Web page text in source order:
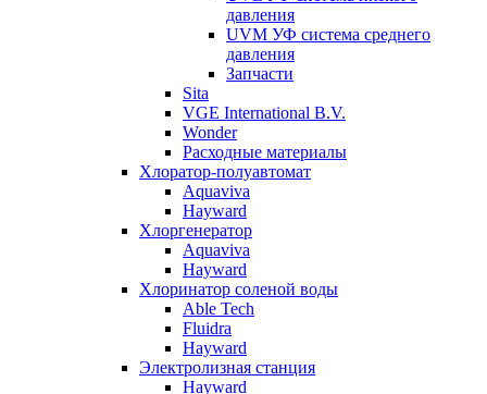
давления
UVM УФ система среднего
давления
Запчасти
Sita
VGE International B.V.
Wonder
Расходные материалы
Хлоратор-полуавтомат
Aquaviva
Hayward
Хлоргенератор
Aquaviva
Hayward
Хлоринатор соленой воды
Able Tech
Fluidra
Hayward
Электролизная станция
Hayward